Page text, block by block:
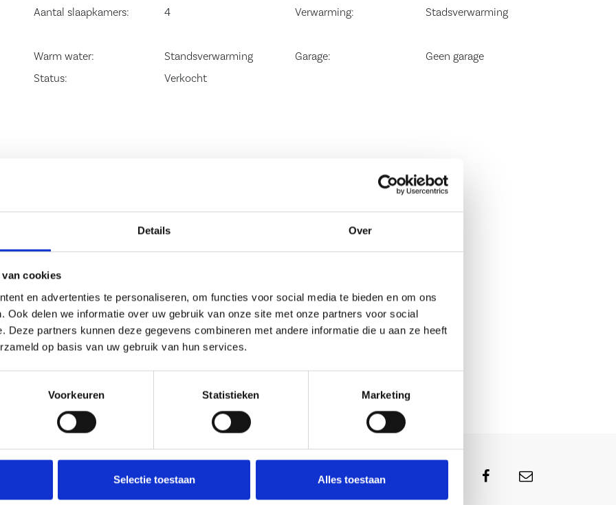
Details Over
cookies
en advertenties te personaliseren, om functies voor social media te bieden en om ons
Ook delen we informatie over uw gebruik van onze site met onze partners voor social
Deze partners kunnen deze gegevens combineren met andere informatie die u aan ze heeft
op basis van uw gebruik van hun services.
Voorkeuren Statistieken Marketing
Selectie toestaan Alles toestaan
Aantal slaapkamers:
4 Verwarming: Stadsverwarming
Warm water: Standsverwarming Garage:
Geen garage
Status:
Verkocht
Deel deze